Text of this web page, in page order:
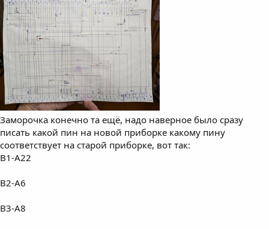
Заморочка конечно та ещё, надо наверное было сразу
писать какой пин на новой приборке какому пину
соответствует на старой приборке, вот так:
B1-A22
B2-A6
B3-A8